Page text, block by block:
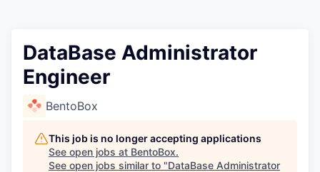
DataBase Administrator
Engineer
BentoBox
This job is no longer accepting applications
See open jobs at BentoBox.
See open jobs similar to "DataBase Administrator